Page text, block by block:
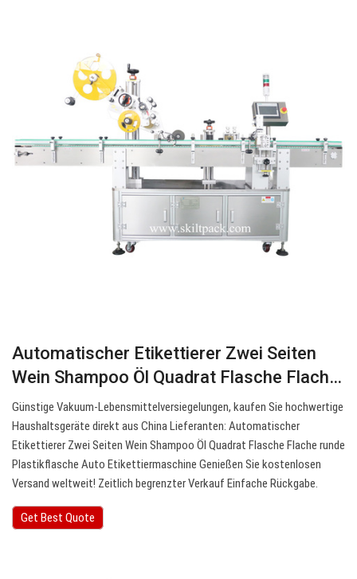
Automatischer Etikettierer Zwei Seiten
Wein Shampoo Öl Quadrat Flasche Flach…
Günstige Vakuum-Lebensmittelversiegelungen, kaufen Sie hochwertige
Haushaltsgeräte direkt aus China Lieferanten: Automatischer
Etikettierer Zwei Seiten Wein Shampoo Öl Quadrat Flasche Flache runde
Plastikflasche Auto Etikettiermaschine Genießen Sie kostenlosen
Versand weltweit! Zeitlich begrenzter Verkauf Einfache Rückgabe.
Get Best Quote